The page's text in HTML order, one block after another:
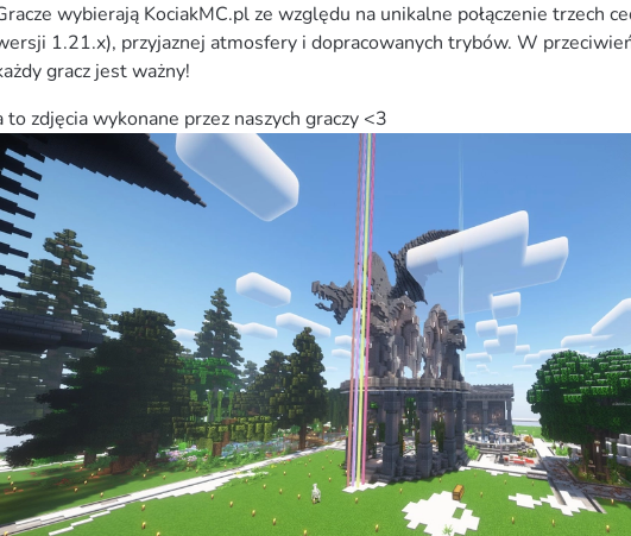
wybierają KociakMC.pl ze względu na unikalne połączenie trzech
1.21.x), przyjaznej atmosfery i dopracowanych trybów. W
gracz jest ważny!